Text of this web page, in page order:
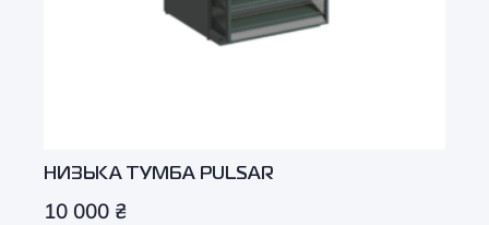
НИЗЬКА ТУМБА PULSAR
10 000 ₴